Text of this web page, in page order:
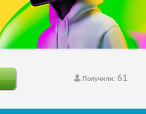
Получили: 61